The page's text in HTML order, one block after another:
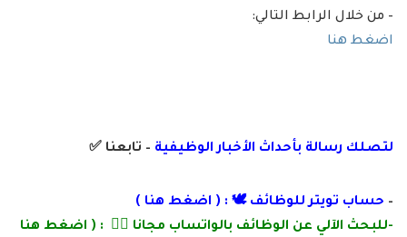
– من خلال الرابط التالي:
اضغط هنا
لتصلك رسالة بأحداث الأخبار الوظيفية – تابعنا ✅
– حساب تويتر للوظائف 🕊 : ( اضغط هنا )
-للبحث الآلي عن الوظائف بالواتساب مجانا 👌🏽 : ( اضغط هنا